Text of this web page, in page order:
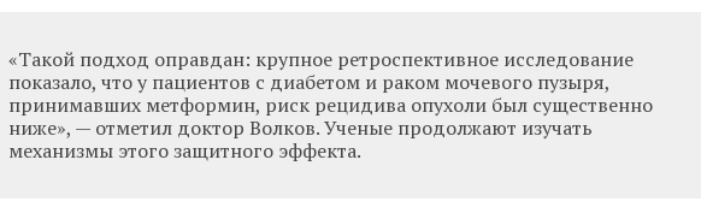
«Такой подход оправдан: крупное ретроспективное исследование
показало, что у пациентов с диабетом и раком мочевого пузыря,
принимавших метформин, риск рецидива опухоли был существенно
ниже», — отметил доктор Волков. Ученые продолжают изучать
механизмы этого защитного эффекта.